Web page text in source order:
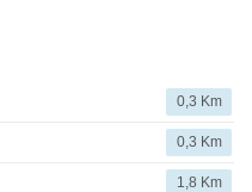
0,3 Km
0,3 Km
1,8 Km